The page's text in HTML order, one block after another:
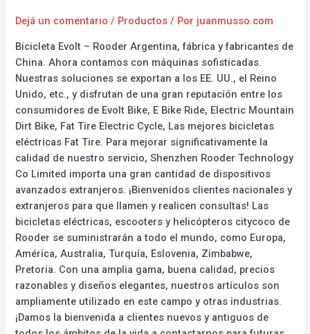
Dejá un comentario / Productos / Por juanmusso.com
Bicicleta Evolt – Rooder Argentina, fábrica y fabricantes de
China. Ahora contamos con máquinas sofisticadas.
Nuestras soluciones se exportan a los EE. UU., el Reino
Unido, etc., y disfrutan de una gran reputación entre los
consumidores de Evolt Bike, E Bike Ride, Electric Mountain
Dirt Bike, Fat Tire Electric Cycle, Las mejores bicicletas
eléctricas Fat Tire. Para mejorar significativamente la
calidad de nuestro servicio, Shenzhen Rooder Technology
Co Limited importa una gran cantidad de dispositivos
avanzados extranjeros. ¡Bienvenidos clientes nacionales y
extranjeros para que llamen y realicen consultas! Las
bicicletas eléctricas, escooters y helicópteros citycoco de
Rooder se suministrarán a todo el mundo, como Europa,
América, Australia, Turquía, Eslovenia, Zimbabwe,
Pretoria. Con una amplia gama, buena calidad, precios
razonables y diseños elegantes, nuestros artículos son
ampliamente utilizado en este campo y otras industrias.
¡Damos la bienvenida a clientes nuevos y antiguos de